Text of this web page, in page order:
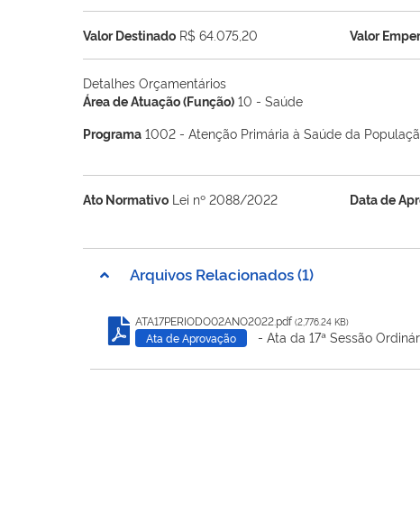
Valor Destinado R$ 64.075,20 Valor
Detalhes Orçamentários
Área de Atuação (Função) 10 - Saúde
Programa 1002 - Atenção Primária à Saúde da
Ato Normativo Lei nº 2088/2022 Data de
Arquivos Relacionados (1)
ATA17PERIODO02ANO2022.pdf(2,776.24 KB)
Ata de Aprovação - Ata da 17ª Sessão